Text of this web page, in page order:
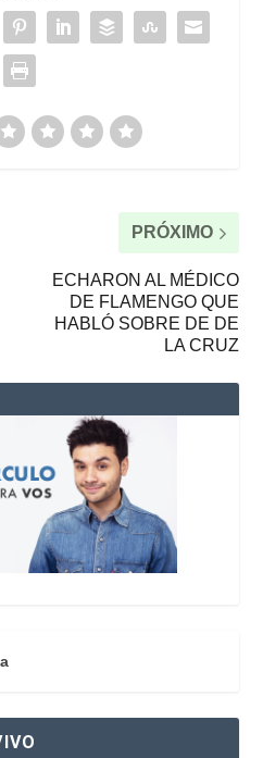
PRÓXIMO
ECHARON AL MÉDICO
DE FLAMENGO QUE
HABLÓ SOBRE DE DE
LA CRUZ